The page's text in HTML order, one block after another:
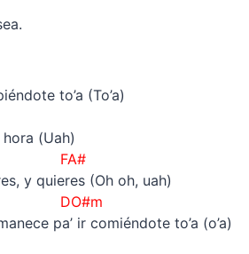
to’a (To’a)
hora (Uah)
FA#
y quieres (Oh oh, uah)
pa’ ir comiéndote to’a (o’a)